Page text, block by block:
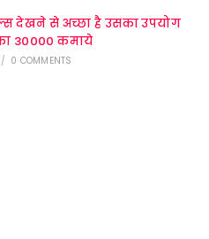
देखने से अच्छा है उसका उपयोग
30000 कमाये
/ 0 COMMENTS